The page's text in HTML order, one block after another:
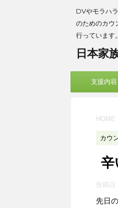
DVやモラハ
のためのカウ
行っています。
日本家
支援内容
HOME
カウ
辛
投稿日
先日